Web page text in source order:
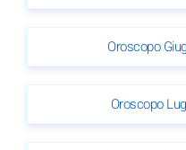
Oroscopo
Oroscopo